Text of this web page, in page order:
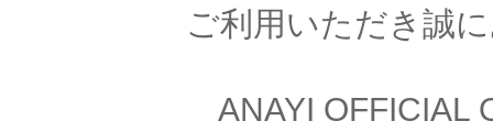
ご利用いただき誠
ANAYI OFFICIAL